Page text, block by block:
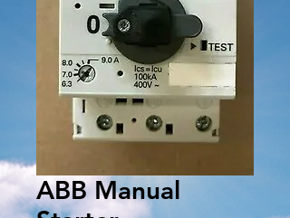
ABB Manual